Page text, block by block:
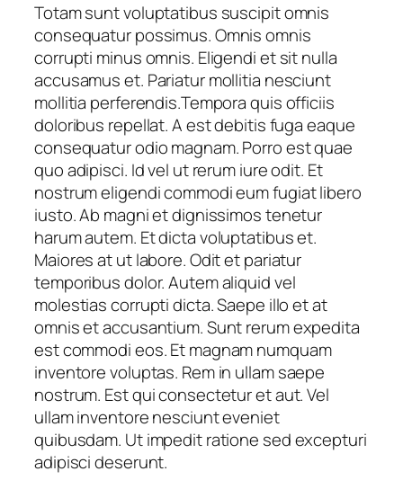
Totam sunt voluptatibus suscipit omnis
consequatur possimus. Omnis omnis
corrupti minus omnis. Eligendi et sit nulla
accusamus et. Pariatur mollitia nesciunt
mollitia perferendis.Tempora quis officiis
doloribus repellat. A est debitis fuga eaque
consequatur odio magnam. Porro est quae
quo adipisci. Id vel ut rerum iure odit. Et
nostrum eligendi commodi eum fugiat libero
iusto. Ab magni et dignissimos tenetur
harum autem. Et dicta voluptatibus et.
Maiores at ut labore. Odit et pariatur
temporibus dolor. Autem aliquid vel
molestias corrupti dicta. Saepe illo et at
omnis et accusantium. Sunt rerum expedita
est commodi eos. Et magnam numquam
inventore voluptas. Rem in ullam saepe
nostrum. Est qui consectetur et aut. Vel
ullam inventore nesciunt eveniet
quibusdam. Ut impedit ratione sed excepturi
adipisci deserunt.